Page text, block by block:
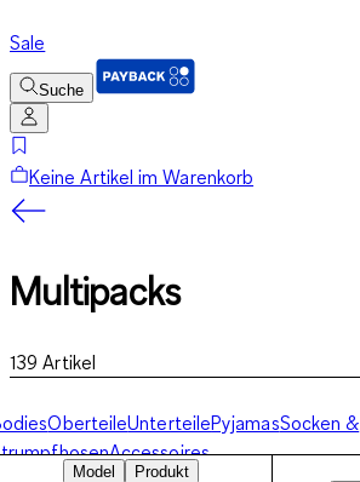
Sale
Suche
Keine Artikel im Warenkorb
Multipacks
139 Artikel
OberteileUnterteilePyjamasSocken &
Accessoires
Model
Produkt